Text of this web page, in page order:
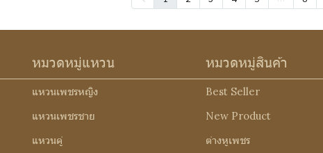
หมวดหมู่แหวน
แหวนเพชรหญิง
แหวนเพชรชาย
แหวนคู่
หมวดหมู่สินค้า
Best Seller
New Product
ต่างหูเพชร